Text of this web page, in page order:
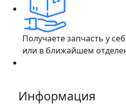
Получаете запчасть у
или в ближайшем
Информация